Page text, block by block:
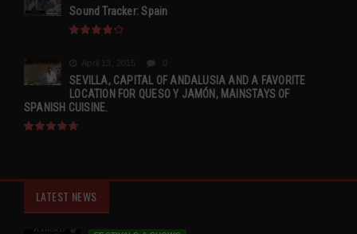
Sound Tracker: Spain
April 13, 2015
SEVILLA, CAPITAL OF ANDALUSIA AND A FAVORITE
LOCATION FOR QUESO Y JAMÓN, MAINSTAYS OF
SPANISH CUISINE.
LATEST NEWS